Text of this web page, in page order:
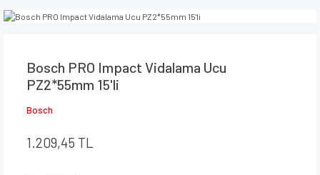
Bosch PRO Impact Vidalama Ucu
PZ2*55mm 15'li
Bosch
1.209,45 TL